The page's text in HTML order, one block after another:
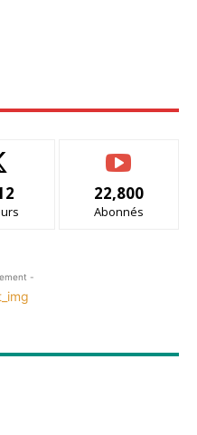
22,800
Abonnés
-